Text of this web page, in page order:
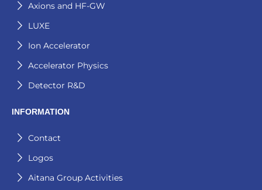
Axions and HF-GW
LUXE
Ion Accelerator
Accelerator Physics
Detector R&D
INFORMATION
Contact
Logos
Aitana Group Activities